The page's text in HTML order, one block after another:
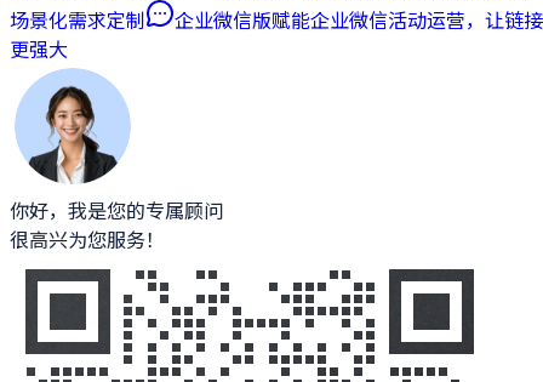
场景化需求定制
企业微信版赋能企业微信活动运营，让链接
更强大
你好，我是您的专属顾问
很高兴为您服务！